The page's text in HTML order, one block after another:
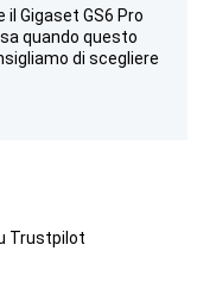
Gigaset GS6 Pro
quando questo
di scegliere
Trustpilot